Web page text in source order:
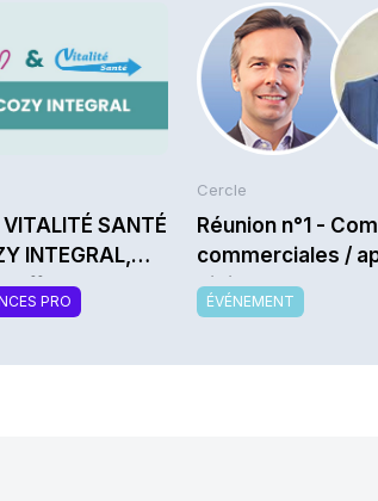
VITALITÉ SANTÉ
INTEGRAL,
offre de
santé
PRO
Cercle
Réunion n°1 -
commerciales /
digitales : quels
vendeurs
ÉVÉNEMENT